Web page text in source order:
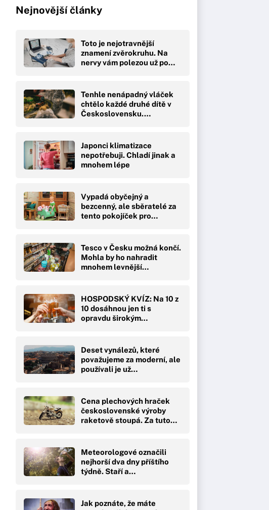
Nejnovější články
Toto je nejotravnější
znamení zvěrokruhu. Na
nervy vám polezou už po…
Tenhle nenápadný vláček
chtělo každé druhé dítě v
Československu.…
Japonci klimatizace
nepotřebuji. Chladí jinak a
mnohem lépe
Vypadá obyčejný a
bezcenný, ale sběratelé za
tento pokojíček pro…
Tesco v Česku možná končí.
Mohla by ho nahradit
mnohem levnější…
HOSPODSKÝ KVÍZ: Na 10 z
10 dosáhnou jen ti s
opravdu širokým
Deset vynálezů, které
považujeme za moderní, ale
používali je už…
Cena plechových hraček
československé výroby
raketově stoupá. Za tuto…
Meteorologové označili
nejhorší dva dny příštího
týdně. Staří a…
Jak poznáte, že máte